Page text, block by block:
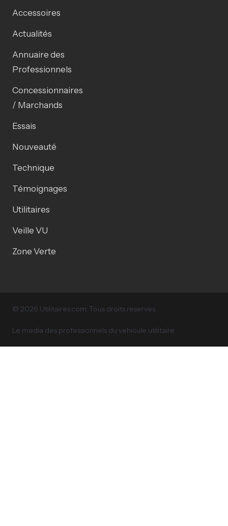
Accessoires
Actualités
Annuaire des
Professionnels
Concessionnaires
/ Marchands
Essais
Nouveauté
Technique
Témoignages
Utilitaires
Veille VU
Zone Verte
© 2026 Utilitaires.com. Tous droits reserves.
Le media des professionnels du vehicule utilitaire